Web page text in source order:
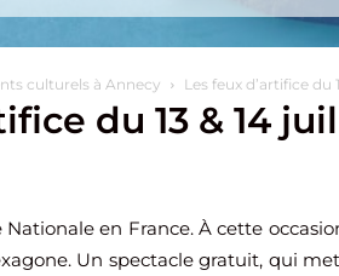
culturels à Annecy Les feux d’artifice du
du 13 & 14
en France. À cette
Un spectacle gratuit, qui